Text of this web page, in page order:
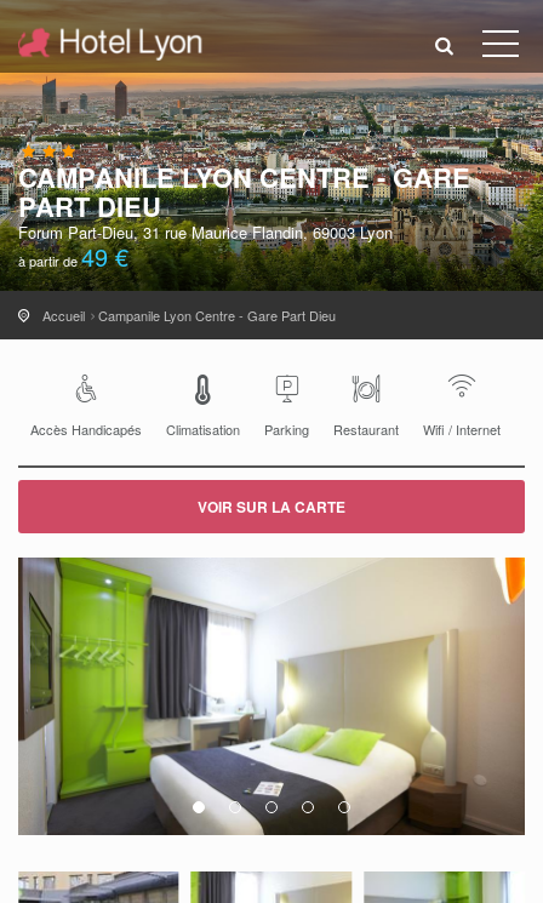
CAMPANILE LYON CENTRE - GARE
PART DIEU
Forum Part-Dieu, 31 rue Maurice Flandin, 69003 Lyon
à partir de49 €
Accueil Campanile Lyon Centre - Gare Part Dieu
Accès Handicapés Climatisation Parking Restaurant Wifi / Internet
VOIR SUR LA CARTE